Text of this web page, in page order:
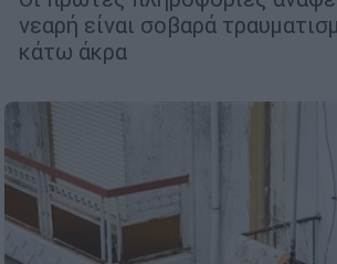
νεαρή είναι σοβαρά
κάτω άκρα